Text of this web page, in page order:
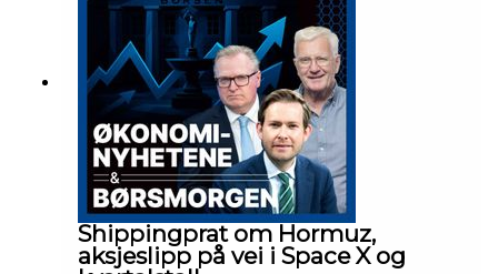
Shippingprat om Hormuz,
aksjeslipp på vei i Space X og